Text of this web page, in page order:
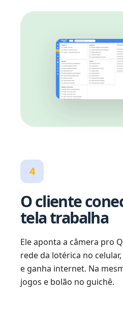
4
O cliente
tela trabalha
Ele aponta a câmera pro
rede da lotérica no
e ganha internet. Na
jogos e bolão no guichê.